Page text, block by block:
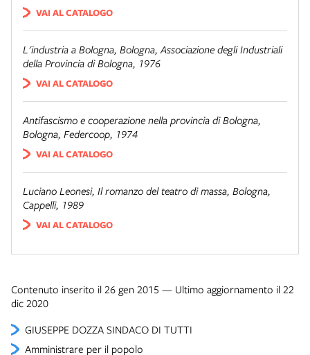
GIUSEPPE DOZZA SINDACO DI TUTTI
Amministrare per il popolo
VAI AL CATALOGO
L'industria a Bologna, Bologna, Associazione degli Industriali
della Provincia di Bologna, 1976
VAI AL CATALOGO
Antifascismo e cooperazione nella provincia di Bologna,
Bologna, Federcoop, 1974
VAI AL CATALOGO
Luciano Leonesi, Il romanzo del teatro di massa, Bologna,
Cappelli, 1989
VAI AL CATALOGO
Contenuto inserito il 26 gen 2015 — Ultimo aggiornamento il 22
dic 2020